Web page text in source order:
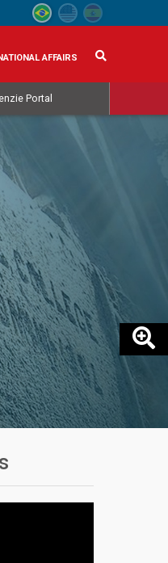
AFFAIRS
Portal